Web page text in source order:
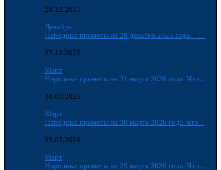
28.12.2025
Декабрь
Народные приметы на 28 декабря 2025 года —...
27.12.2025
Март
Народные приметы на 31 марта 2026 года. Что...
30.03.2026
Март
Народные приметы на 30 марта 2026 года: что...
29.03.2026
Март
Народные приметы на 29 марта 2026 года. Что...